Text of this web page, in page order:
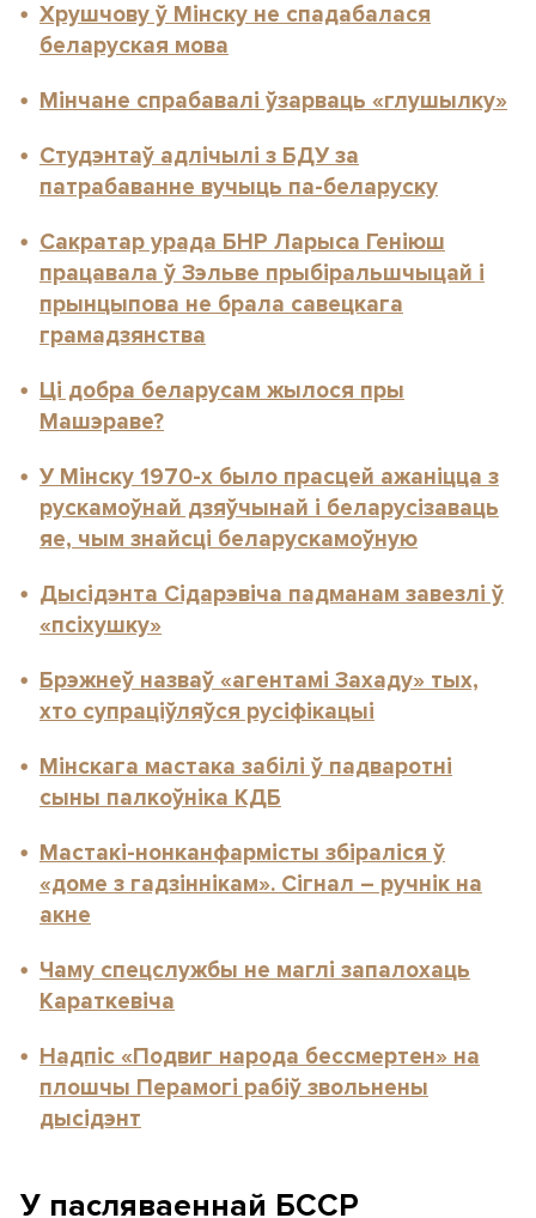
Хрушчову ў Мінску не спадабалася
беларуская мова
Мінчане спрабавалі ўзарваць «глушылку»
Студэнтаў адлічылі з БДУ за
патрабаванне вучыць па-беларуску
Сакратар урада БНР Ларыса Геніюш
працавала ў Зэльве прыбіральшчыцай і
прынцыпова не брала савецкага
грамадзянства
Ці добра беларусам жылося пры
Машэраве?
У Мінску 1970-х было прасцей ажаніцца з
рускамоўнай дзяўчынай і беларусізаваць
яе, чым знайсці беларускамоўную
Дысідэнта Сідарэвіча падманам завезлі ў
«псіхушку»
Брэжнеў назваў «агентамі Захаду» тых,
хто супраціўляўся русіфікацыі
Мінскага мастака забілі ў падваротні
сыны палкоўніка КДБ
Мастакі-нонканфармісты збіраліся ў
«доме з гадзіннікам». Сігнал – ручнік на
акне
Чаму спецслужбы не маглі запалохаць
Караткевіча
Надпіс «Подвиг народа бессмертен» на
плошчы Перамогі рабіў звольнены
дысідэнт
У пасляваеннай БССР